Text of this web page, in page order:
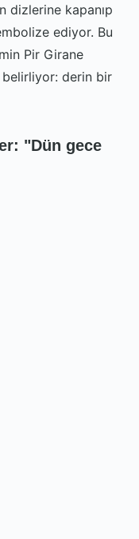
dizlerine kapanıp
ediyor. Bu
Pir Girane
belirliyor: derin bir
"Dün gece